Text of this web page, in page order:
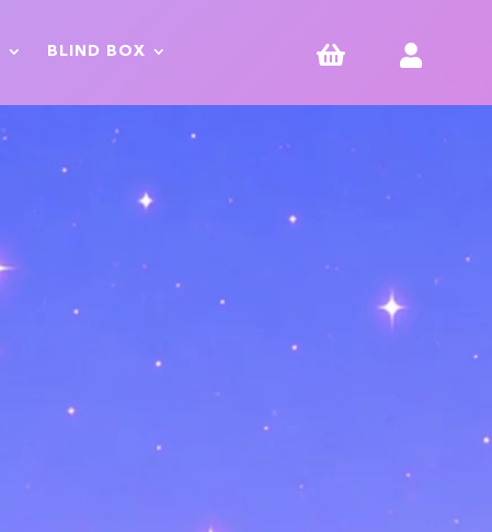
BLIND BOX  